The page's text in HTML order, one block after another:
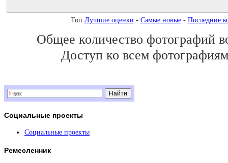
вкл.
Топ Лучшие оценки - Самые новые- Последние
Общее количество фотографий
Доступ ко всем
Социальные проекты
Социальные проекты
Ремесленник